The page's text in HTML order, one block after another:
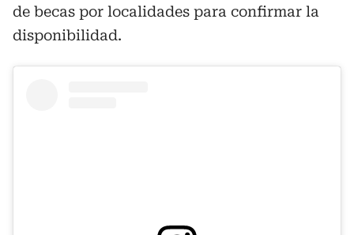
de becas por localidades para confirmar la
disponibilidad.